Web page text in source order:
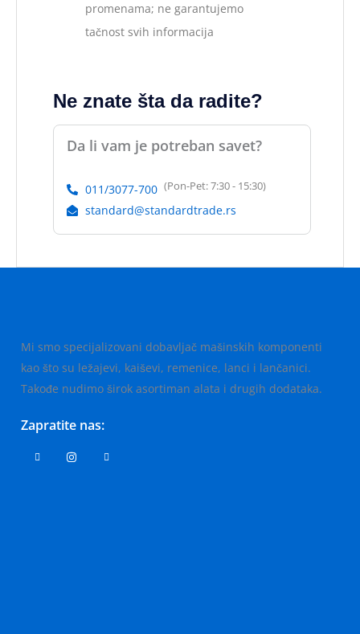
promenama; ne garantujemo
tačnost svih informacija
Ne znate šta da radite?
Da li vam je potreban savet?
011/3077-700 (Pon-Pet: 7:30 - 15:30)
standard@standardtrade.rs
Mi smo specijalizovani dobavljač mašinskih komponenti
kao što su ležajevi, kaiševi, remenice, lanci i lančanici.
Takođe nudimo širok asortiman alata i drugih dodataka.
Zapratite nas: